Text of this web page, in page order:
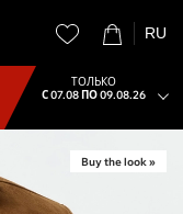
RU
ТОЛЬКО
С 07.08 ПО 09.08.26
Buy the look »